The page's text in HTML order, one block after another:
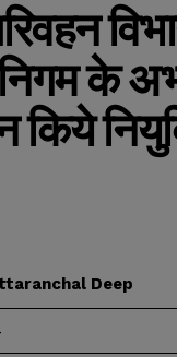
के
किये
Deep